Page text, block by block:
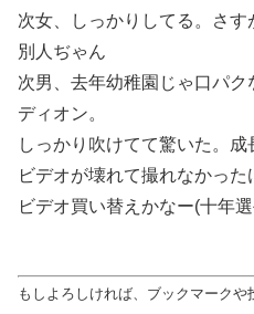
次女、しっかりしてる。さ
別人ぢゃん
次男、去年幼稚園じゃ口パク
ディオン。
しっかり吹けてて驚いた。成
ビデオが壊れて撮れなかっ
ビデオ買い替えかなー(十年
もしよろしければ、ブックマーク